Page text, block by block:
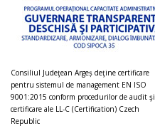
Consiliul Judeţean Argeș deţine certificare
pentru sistemul de management EN ISO
9001:2015 conform procedurilor de audit şi
certificare ale LL-C (Certification) Czech
Republic